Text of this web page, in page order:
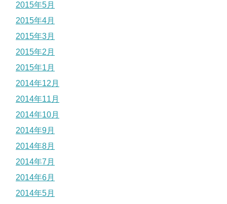
2015年5月
2015年4月
2015年3月
2015年2月
2015年1月
2014年12月
2014年11月
2014年10月
2014年9月
2014年8月
2014年7月
2014年6月
2014年5月